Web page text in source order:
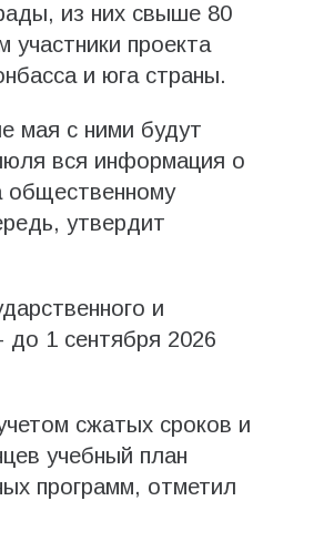
из них свыше 80
проекта
и юга страны.
мая с ними будут
вся информация о
общественному
утвердит
и
до 1 сентября 2026
сжатых сроков и
учебный план
программ, отметил